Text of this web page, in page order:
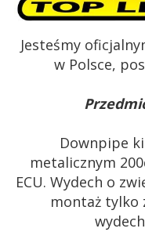
Jesteśmy
w Polsce,
Downpipe
metalicznym
ECU. Wydech o
montaż tylko